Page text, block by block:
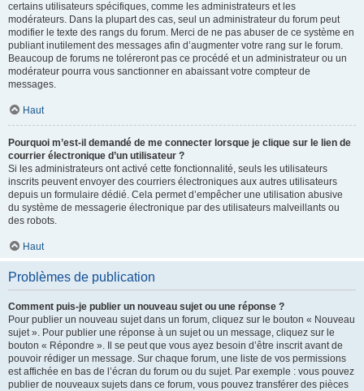
certains utilisateurs spécifiques, comme les administrateurs et les
modérateurs. Dans la plupart des cas, seul un administrateur du forum peut
modifier le texte des rangs du forum. Merci de ne pas abuser de ce système en
publiant inutilement des messages afin d’augmenter votre rang sur le forum.
Beaucoup de forums ne toléreront pas ce procédé et un administrateur ou un
modérateur pourra vous sanctionner en abaissant votre compteur de
messages.
Haut
Pourquoi m’est-il demandé de me connecter lorsque je clique sur le lien de
courrier électronique d’un utilisateur ?
Si les administrateurs ont activé cette fonctionnalité, seuls les utilisateurs
inscrits peuvent envoyer des courriers électroniques aux autres utilisateurs
depuis un formulaire dédié. Cela permet d’empêcher une utilisation abusive
du système de messagerie électronique par des utilisateurs malveillants ou
des robots.
Haut
Problèmes de publication
Comment puis-je publier un nouveau sujet ou une réponse ?
Pour publier un nouveau sujet dans un forum, cliquez sur le bouton « Nouveau
sujet ». Pour publier une réponse à un sujet ou un message, cliquez sur le
bouton « Répondre ». Il se peut que vous ayez besoin d’être inscrit avant de
pouvoir rédiger un message. Sur chaque forum, une liste de vos permissions
est affichée en bas de l’écran du forum ou du sujet. Par exemple : vous pouvez
publier de nouveaux sujets dans ce forum, vous pouvez transférer des pièces